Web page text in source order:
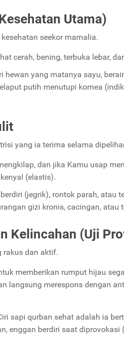
Utama)
seekor mamalia.
cerah, bening, terbuka lebar,
hewan yang matanya sayu,
putih menutupi kornea
yang ia terima selama
dan jika Kamu usap
(elastis).
(jegrik), rontok parah, atau
gizi kronis, cacingan,
Kelincahan (Uji
rakus dan aktif.
memberikan rumput hijau
langsung merespons dengan
sapi qurban sehat adalah ia
enggan berdiri saat